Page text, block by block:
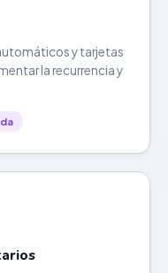
y tarjetas
la recurrencia y